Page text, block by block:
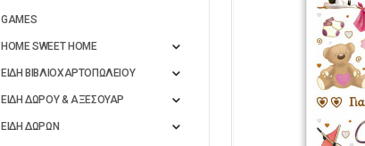
GAMES
HOME SWEET HOME
ΕΙΔΗ ΒΙΒΛΙΟΧΑΡΤΟΠΩΛΕΙΟΥ
ΕΙΔΗ ΔΩΡΟΥ & ΑΞΕΣΟΥΑΡ
ΕΙΔΗ ΔΩΡΩΝ